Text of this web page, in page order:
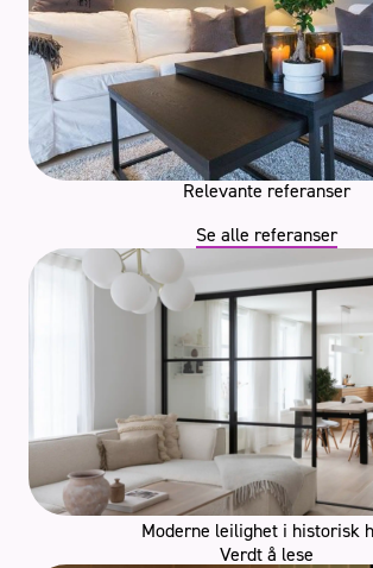
Relevante referanser
Se alle referanser
Moderne leilighet i historisk
Verdt å lese